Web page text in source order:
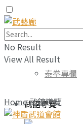
Trending
泰拳專欄
武館導覽
No Result
View All Result
Home武館導覽